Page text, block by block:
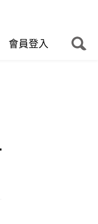
會員登入